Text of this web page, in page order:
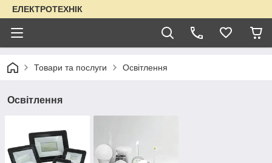
ЕЛЕКТРОТЕХНІК
Товари та послуги Освітлення
Освітлення